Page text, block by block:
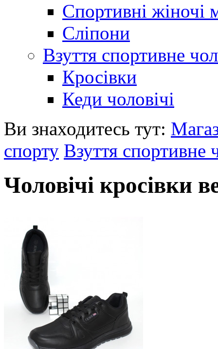
Спортивні жіночі
Сліпони
Взуття спортивне
Кросівки
Кеди чоловічі
Ви знаходитесь тут:
спорту Взуття спортивне
Чоловічі кросівки